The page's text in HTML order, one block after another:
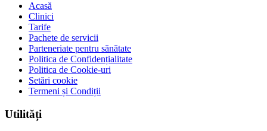
Acasă
Clinici
Tarife
Pachete de servicii
Parteneriate pentru sănătate
Politica de Confidențialitate
Politica de Cookie-uri
Setări cookie
Termeni și Condiții
Utilități